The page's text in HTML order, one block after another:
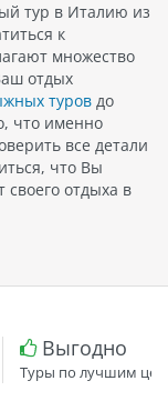
тур в Италию из
к
множество
отдых
туров до
что именно
все детали
что Вы
своего отдыха в
Выгодно
Туры по лучшим